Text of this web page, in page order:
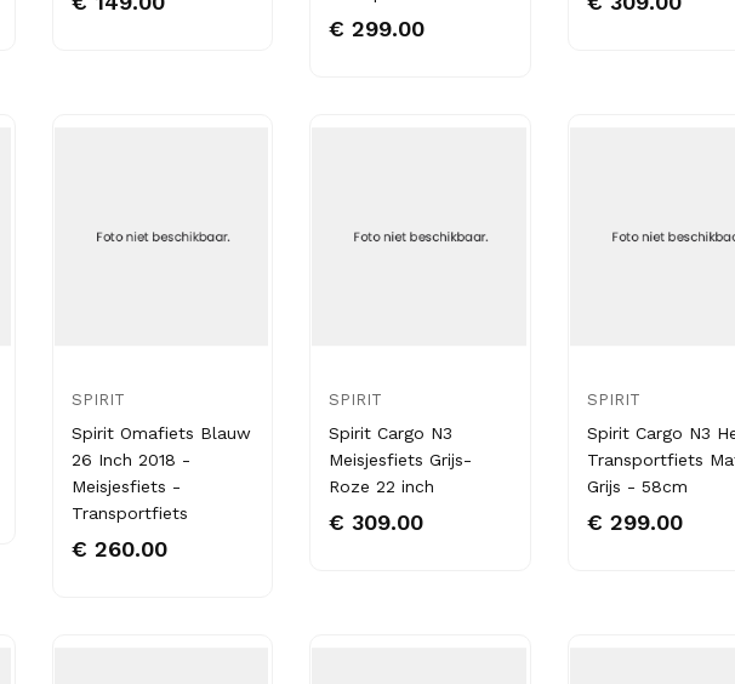
€ 299.00
SPIRIT
Spirit Omafiets Blauw
26 Inch 2018 -
Meisjesfiets -
Transportfiets
€ 260.00
SPIRIT
Spirit Cargo N3
Meisjesfiets Grijs-
Roze 22 inch
€ 309.00
SPIRIT
Spirit Cargo N3
Transportfiets
Grijs - 58cm
€ 299.00